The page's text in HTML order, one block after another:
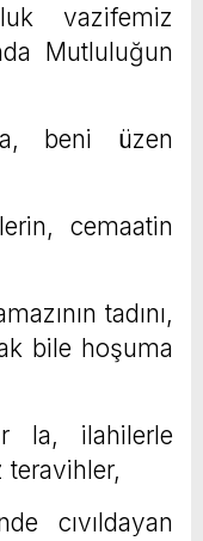
vazifemiz
Mutluluğun
beni üzen
cemaatin
tadını,
bile hoşuma
la, ilahilerle
teravihler,
cıvıldayan